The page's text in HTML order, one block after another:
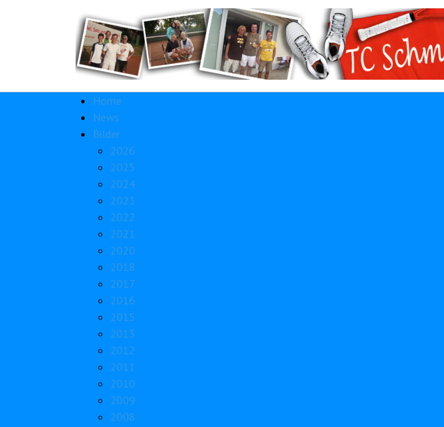
Home
News
Bilder
2026
2025
2024
2023
2022
2021
2020
2018
2017
2016
2015
2013
2012
2011
2010
2009
2008